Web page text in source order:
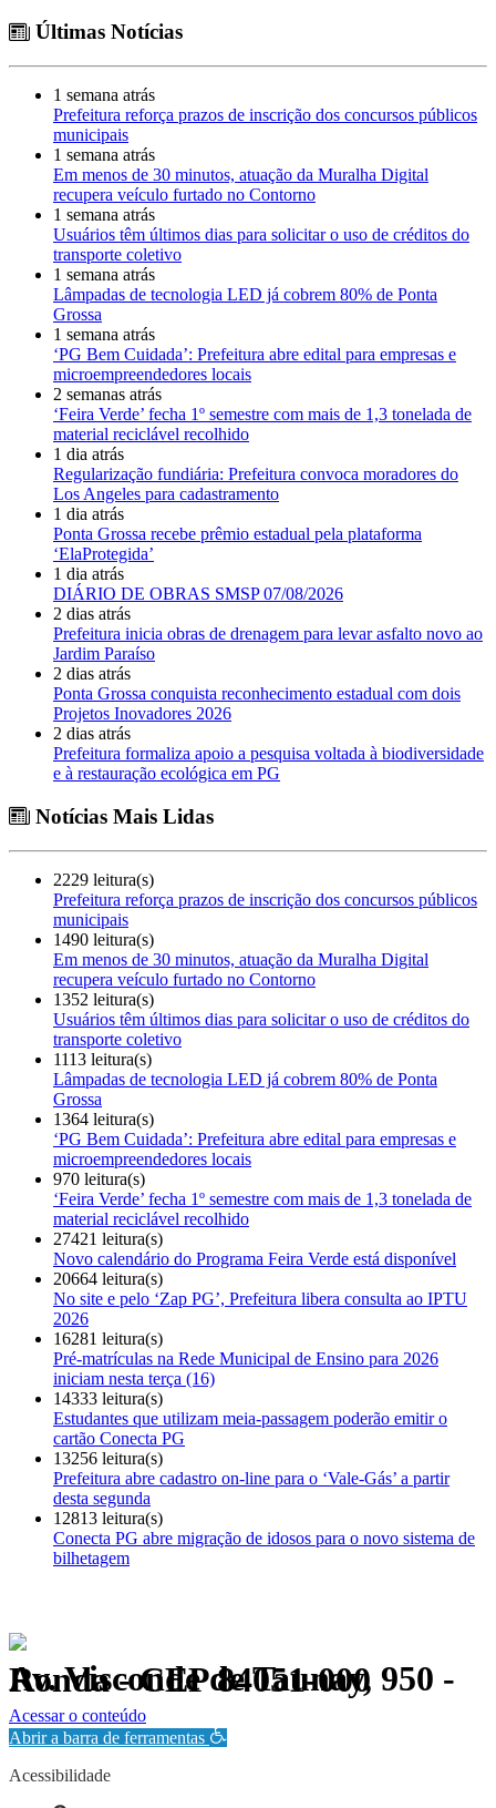
Últimas Notícias
1 semana atrás
Prefeitura reforça prazos de inscrição dos concursos públicos
municipais
1 semana atrás
Em menos de 30 minutos, atuação da Muralha Digital
recupera veículo furtado no Contorno
1 semana atrás
Usuários têm últimos dias para solicitar o uso de créditos do
transporte coletivo
1 semana atrás
Lâmpadas de tecnologia LED já cobrem 80% de Ponta
Grossa
1 semana atrás
‘PG Bem Cuidada’: Prefeitura abre edital para empresas e
microempreendedores locais
2 semanas atrás
‘Feira Verde’ fecha 1º semestre com mais de 1,3 tonelada de
material reciclável recolhido
1 dia atrás
Regularização fundiária: Prefeitura convoca moradores do
Los Angeles para cadastramento
1 dia atrás
Ponta Grossa recebe prêmio estadual pela plataforma
‘ElaProtegida’
1 dia atrás
DIÁRIO DE OBRAS SMSP 07/08/2026
2 dias atrás
Prefeitura inicia obras de drenagem para levar asfalto novo ao
Jardim Paraíso
2 dias atrás
Ponta Grossa conquista reconhecimento estadual com dois
Projetos Inovadores 2026
2 dias atrás
Prefeitura formaliza apoio a pesquisa voltada à biodiversidade
e à restauração ecológica em PG
Notícias Mais Lidas
2229 leitura(s)
Prefeitura reforça prazos de inscrição dos concursos públicos
municipais
1490 leitura(s)
Em menos de 30 minutos, atuação da Muralha Digital
recupera veículo furtado no Contorno
1352 leitura(s)
Usuários têm últimos dias para solicitar o uso de créditos do
transporte coletivo
1113 leitura(s)
Lâmpadas de tecnologia LED já cobrem 80% de Ponta
Grossa
1364 leitura(s)
‘PG Bem Cuidada’: Prefeitura abre edital para empresas e
microempreendedores locais
970 leitura(s)
‘Feira Verde’ fecha 1º semestre com mais de 1,3 tonelada de
material reciclável recolhido
27421 leitura(s)
Novo calendário do Programa Feira Verde está disponível
20664 leitura(s)
No site e pelo ‘Zap PG’, Prefeitura libera consulta ao IPTU
2026
16281 leitura(s)
Pré-matrículas na Rede Municipal de Ensino para 2026
iniciam nesta terça (16)
14333 leitura(s)
Estudantes que utilizam meia-passagem poderão emitir o
cartão Conecta PG
13256 leitura(s)
Prefeitura abre cadastro on-line para o ‘Vale-Gás’ a partir
desta segunda
12813 leitura(s)
Conecta PG abre migração de idosos para o novo sistema de
bilhetagem
Av. Visconde de Taunay, 950 - Ronda - CEP 84051-000
Política de Privacidade.
Acessar o conteúdo
Abrir a barra de ferramentas
Acessibilidade